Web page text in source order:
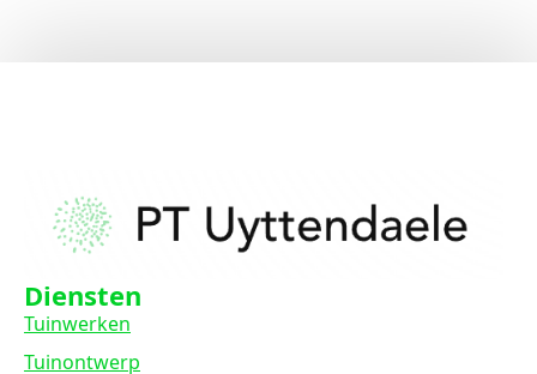
Diensten
Tuinwerken
Tuinontwerp